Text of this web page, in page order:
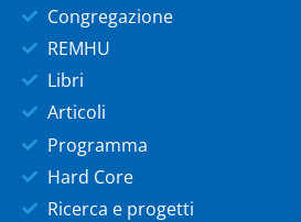
Congregazione
REMHU
Libri
Articoli
Programma
Hard Core
Ricerca e progetti